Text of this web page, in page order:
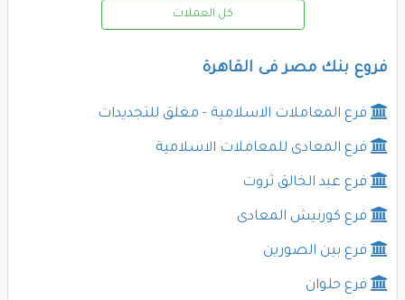
كل العملات
فروع بنك مصر فى القاهرة
فرع المعاملات الاسلامية - مغلق للتجديدات
فرع المعادى للمعاملات الاسلامية
فرع عبد الخالق ثروت
فرع كورنيش المعادى
فرع بين الصورين
فرع حلوان